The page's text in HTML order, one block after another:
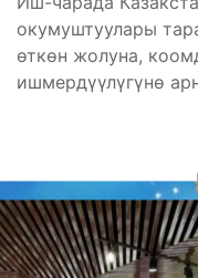
окумуштуулары
өткөн жолуна,
ишмердүүлүгүнө